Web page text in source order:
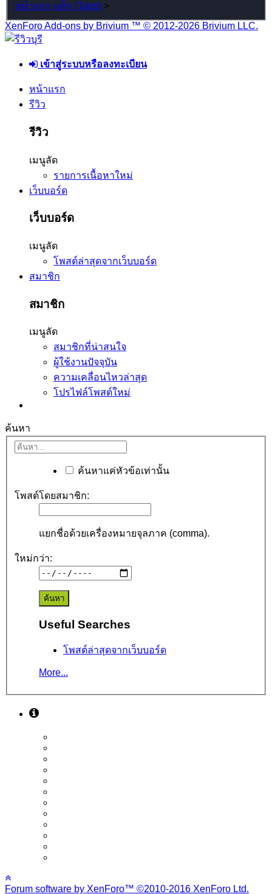
หน้าแรก แท็ก (Tags) >
XenForo Add-ons by Brivium ™ © 2012-2026 Brivium LLC.
เข้าสู่ระบบหรือลงทะเบียน
หน้าแรก
รีวิว
รีวิว
เมนูลัด
รายการเนื้อหาใหม่
เว็บบอร์ด
เว็บบอร์ด
เมนูลัด
โพสต์ล่าสุดจากเว็บบอร์ด
สมาชิก
สมาชิก
เมนูลัด
สมาชิกที่น่าสนใจ
ผู้ใช้งานปัจจุบัน
ความเคลื่อนไหวล่าสุด
โปรไฟล์โพสต์ใหม่
ค้นหา
ค้นหาแค่หัวข้อเท่านั้น
โพสต์โดยสมาชิก:
แยกชื่อด้วยเครื่องหมายจุลภาค (comma).
ใหม่กว่า:
Useful Searches
โพสต์ล่าสุดจากเว็บบอร์ด
More...
Forum software by XenForo™ ©2010-2016 XenForo Ltd.